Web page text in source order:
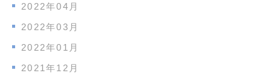
2022年04月
2022年03月
2022年01月
2021年12月